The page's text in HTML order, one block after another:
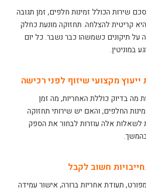
שירות הכולל זמינות חלפים, זמן תגובה
קריטית להצלחה. תחזוקה מונעת כחלק
על תיקונים כשמשהו כבר נשבר. כל יום
במוניטין.
מקצועי שיזוף לפני רכישה
מה בדיוק כוללת האחריות, מה זמן
החלפים, והאם יש שירותי תחזוקה
לשאלות אלה עוזרות לבחור את הספק
בהמשך.
חשוב לקבל
תעודת אחריות ברורה, אישור עמידה